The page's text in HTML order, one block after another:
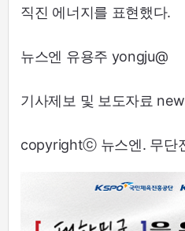
직진 에너지를 표현했다.
뉴스엔 유용주 yongju@
기사제보 및 보도자료
copyrightⓒ 뉴스엔. 무단